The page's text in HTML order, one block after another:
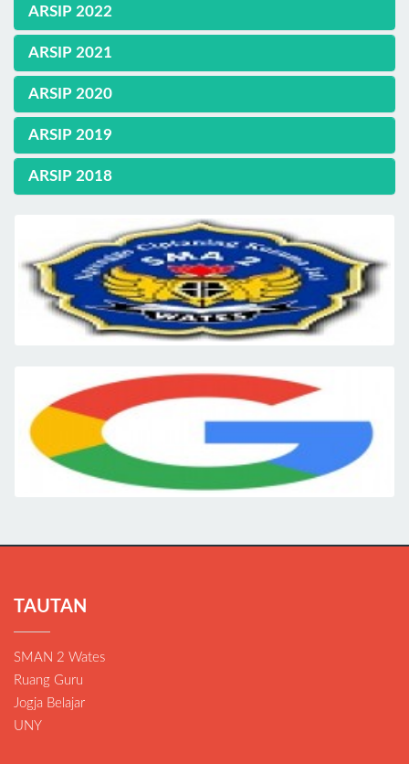
ARSIP 2022
ARSIP 2021
ARSIP 2020
ARSIP 2019
ARSIP 2018
TAUTAN
SMAN 2 Wates
Ruang Guru
Jogja Belajar
UNY